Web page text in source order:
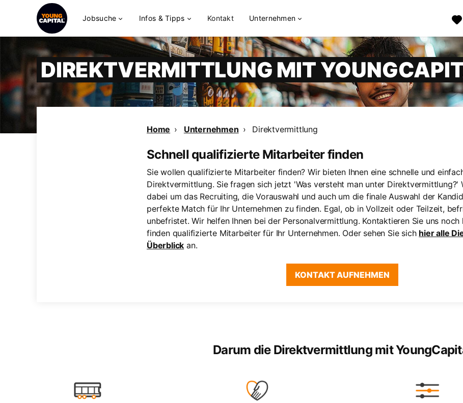
Jobsuche Infos & Tipps Kontakt Unternehmen
DIREKTVERMITTLUNG MIT
Home Unternehmen Direktvermittlung
Schnell qualifizierte Mitarbeiter finden
Sie wollen qualifizierte Mitarbeiter finden? Wir bieten Ihnen eine schnelle und
Direktvermittlung. Sie fragen sich jetzt 'Was versteht man unter Direktvermittlung?'
dabei um das Recruiting, die Vorauswahl und auch um die finale Auswahl der
perfekte Match für Ihr Unternehmen zu finden. Egal, ob in Vollzeit oder Teilzeit,
unbefristet. Wir helfen Ihnen bei der Personalvermittlung. Kontaktieren Sie uns
finden qualifizierte Mitarbeiter für Ihr Unternehmen. Oder sehen Sie sich hier alle
Überblick an.
KONTAKT AUFNEHMEN
Darum die Direktvermittlung mit